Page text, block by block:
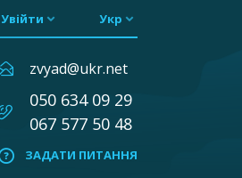
Увійти Укр
zvyad@ukr.net
050 634 09 29
067 577 50 48
ЗАДАТИ ПИТАННЯ